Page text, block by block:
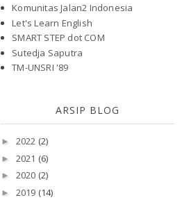
Komunitas Jalan2 Indonesia
Let's Learn English
SMART STEP dot COM
Sutedja Saputra
TM-UNSRI '89
ARSIP BLOG
► 2022 (2)
► 2021 (6)
► 2020 (2)
► 2019 (14)